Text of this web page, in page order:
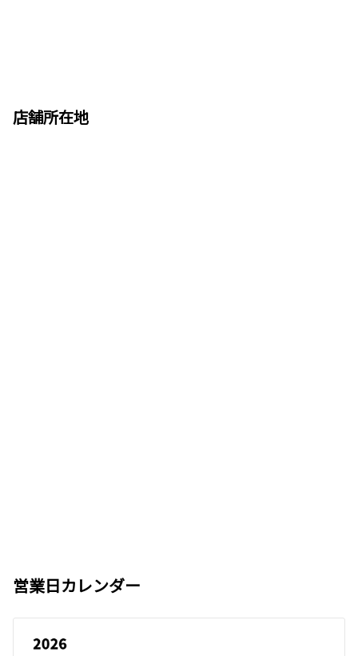
店舗所在地
営業日カレンダー